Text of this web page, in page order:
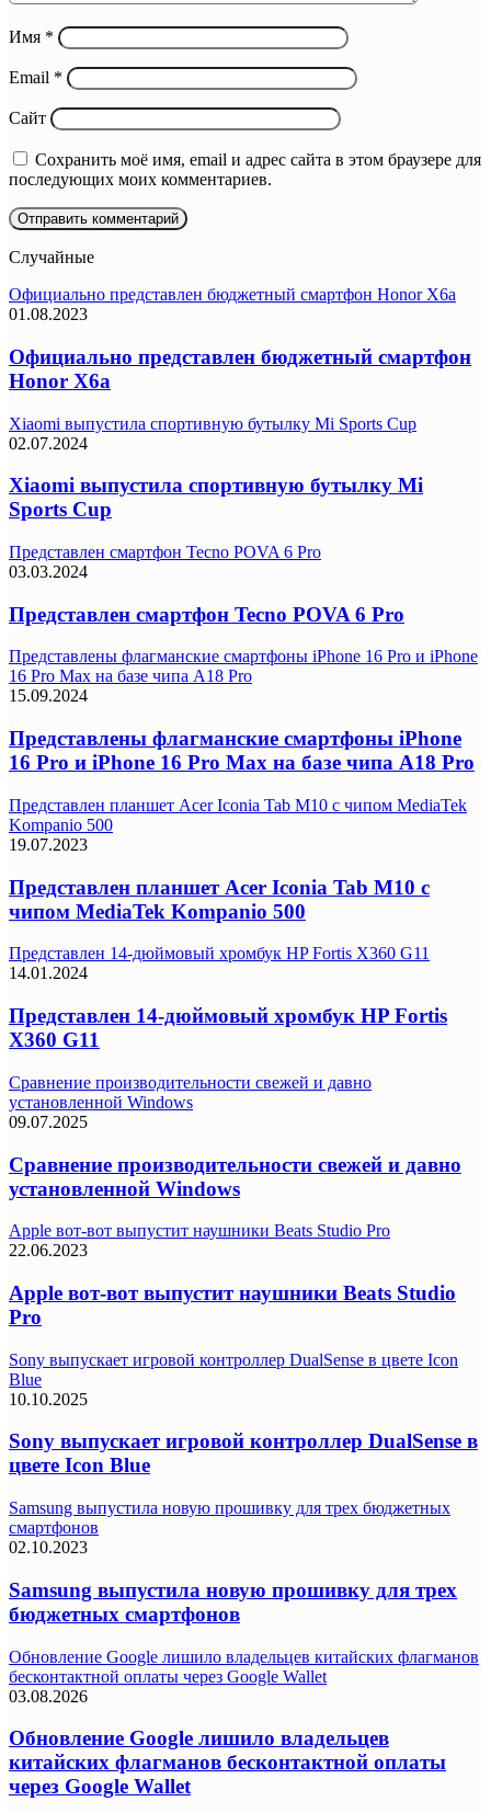
Имя *
Email *
Сайт
Сохранить моё имя, email и адрес сайта в этом браузере для
последующих моих комментариев.
Случайные
Официально представлен бюджетный смартфон Honor X6a
01.08.2023
Официально представлен бюджетный смартфон
Honor X6a
Xiaomi выпустила спортивную бутылку Mi Sports Cup
02.07.2024
Xiaomi выпустила спортивную бутылку Mi
Sports Cup
Представлен смартфон Tecno POVA 6 Pro
03.03.2024
Представлен смартфон Tecno POVA 6 Pro
Представлены флагманские смартфоны iPhone 16 Pro и iPhone
16 Pro Max на базе чипа A18 Pro
15.09.2024
Представлены флагманские смартфоны iPhone
16 Pro и iPhone 16 Pro Max на базе чипа A18 Pro
Представлен планшет Acer Iconia Tab M10 с чипом MediaTek
Kompanio 500
19.07.2023
Представлен планшет Acer Iconia Tab M10 с
чипом MediaTek Kompanio 500
Представлен 14-дюймовый хромбук HP Fortis X360 G11
14.01.2024
Представлен 14-дюймовый хромбук HP Fortis
X360 G11
Сравнение производительности свежей и давно
установленной Windows
09.07.2025
Сравнение производительности свежей и давно
установленной Windows
Apple вот-вот выпустит наушники Beats Studio Pro
22.06.2023
Apple вот-вот выпустит наушники Beats Studio
Pro
Sony выпускает игровой контроллер DualSense в цвете Icon
Blue
10.10.2025
Sony выпускает игровой контроллер DualSense в
цвете Icon Blue
Samsung выпустила новую прошивку для трех бюджетных
смартфонов
02.10.2023
Samsung выпустила новую прошивку для трех
бюджетных смартфонов
Обновление Google лишило владельцев китайских флагманов
бесконтактной оплаты через Google Wallet
03.08.2026
Обновление Google лишило владельцев
китайских флагманов бесконтактной оплаты
через Google Wallet